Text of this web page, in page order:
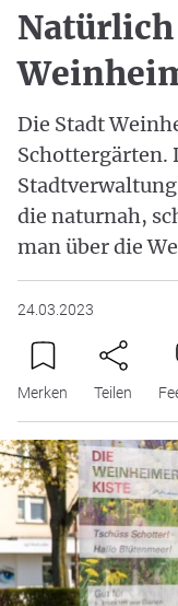
Die Stadt
Schottergärten.
die naturnah,
man über die
24.03.2023
Merken Teilen